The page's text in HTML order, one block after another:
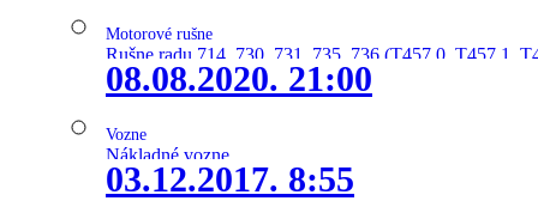
Motorové rušne
Rušne radu 714, 730, 731, 735, 736 (T457.0, T457.1,
08.08.2020. 21:00
Vozne
Nákladné vozne
03.12.2017. 8:55